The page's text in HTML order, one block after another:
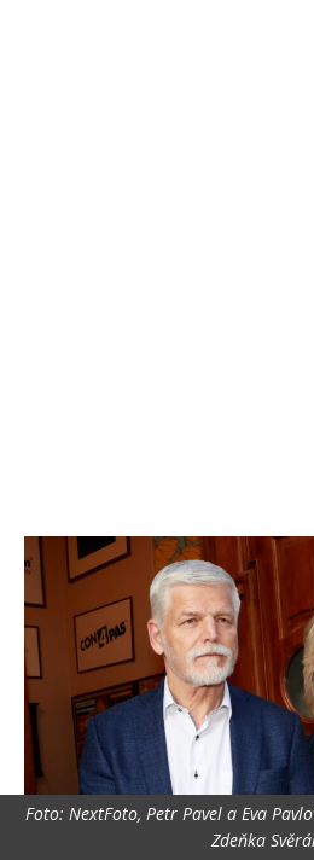
Foto: NextFoto, Petr Pavel a Eva
Zdeňka